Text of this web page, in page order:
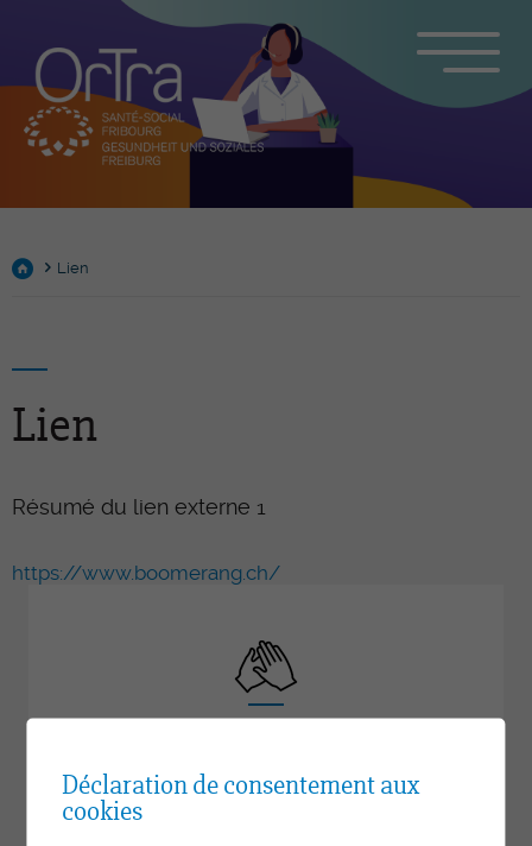
Lien
Lien
Résumé du lien externe 1
https://www.boomerang.ch/
Offre de cours pour les formatrices et
Déclaration de consentement aux
cookies